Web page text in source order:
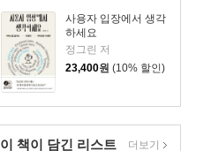
사용자 입장에서 생각
하세요
정그린 저
23,400원 (10% 할인)
이 책이 담긴 리스트 더보기